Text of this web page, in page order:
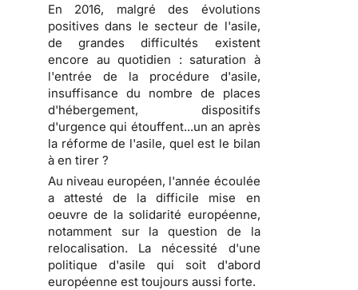
En 2016, malgré des évolutions
positives dans le secteur de l'asile,
de grandes difficultés existent
encore au quotidien : saturation à
l'entrée de la procédure d'asile,
insuffisance du nombre de places
d'hébergement, dispositifs
d'urgence qui étouffent...un an après
la réforme de l'asile, quel est le bilan
à en tirer ?
Au niveau européen, l'année écoulée
a attesté de la difficile mise en
oeuvre de la solidarité européenne,
notamment sur la question de la
relocalisation. La nécessité d'une
politique d'asile qui soit d'abord
européenne est toujours aussi forte.